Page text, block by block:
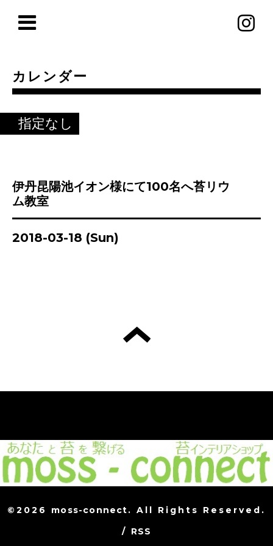
カレンダー
指定なし
伊丹昆陽池イオン様にて100名へ苔リウ
ム教室
2018-03-18 (Sun)
©2026 moss-connect. All Rights Reserved.
/ RSS